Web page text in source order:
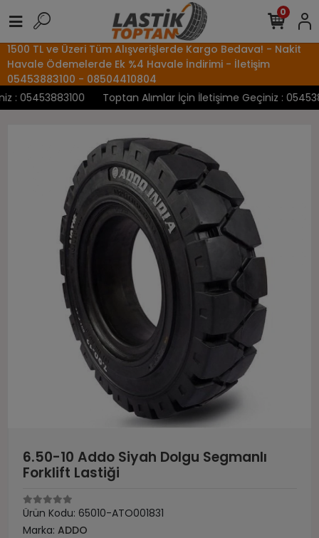
1500 TL ve Üzeri Tüm Alışverişlerde Kargo Bedava! - Nakit
Havale Ödemelerde Ek %4 Havale İndirimi - İletişim
05453883100 - 08504410804
05453883100
Toptan Alımlar İçin İletişime Geçiniz :
0
6.50-10 Addo Siyah Dolgu Segmanlı
Forklift Lastiği
Ürün Kodu: 65010-ATO001831
Marka: ADDO